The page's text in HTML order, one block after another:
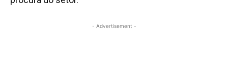
- Advertisement -